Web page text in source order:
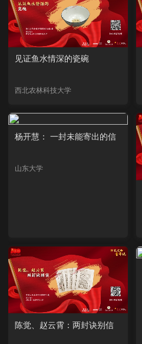
见证鱼水情深的瓷碗
西北农林科技大学
杨开慧： 一封未能寄出的信
山东大学
陈觉、赵云霄：两封诀别信